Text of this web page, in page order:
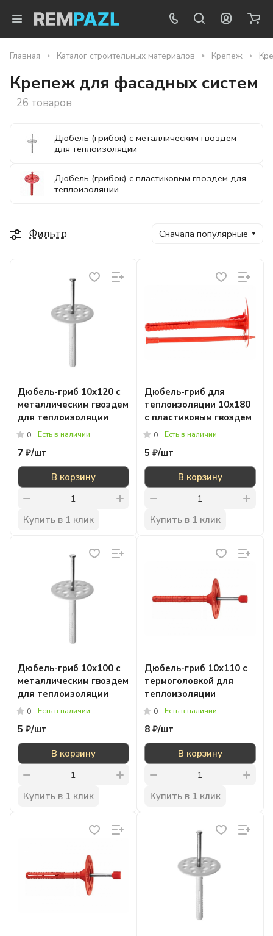
Главная Каталог строительных материалов Крепеж
Крепеж для фасадных систем
26 товаров
Дюбель (грибок) с металлическим гвоздем
для теплоизоляции
Дюбель (грибок) с пластиковым гвоздем для
теплоизоляции
Фильтр Сначала популярные
Дюбель-гриб 10x120 с
металлическим гвоздем
для теплоизоляции
0 Есть в наличии
7 ₽/шт
В корзину
Купить в 1 клик
Дюбель-гриб для
теплоизоляции 10x180
с пластиковым гвоздем
0 Есть в наличии
5 ₽/шт
В корзину
Купить в 1 клик
Дюбель-гриб 10x100 с
металлическим гвоздем
для теплоизоляции
0 Есть в наличии
5 ₽/шт
В корзину
Купить в 1 клик
Дюбель-гриб 10x110 с
термоголовкой для
теплоизоляции
0 Есть в наличии
8 ₽/шт
В корзину
Купить в 1 клик